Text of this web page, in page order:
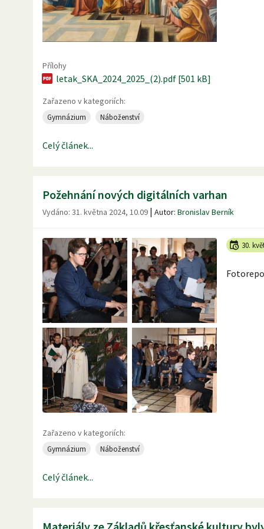
Přílohy
letak_SKA_2024_2025_(2).pdf [501 kB]
Zařazeno v kategoriích:
Gymnázium Náboženství
Celý článek...
Požehnání nových digitálních varhan
Vydáno: 31. května 2024, 10.09 | Autor: Bronislav Berník
30.
Zařazeno v kategoriích:
Gymnázium Náboženství
Celý článek...